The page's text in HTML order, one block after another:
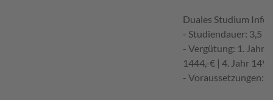
Duales Studium
- Studiendauer: 3,5
- Vergütung: 1. Jahr
1444,-€ | 4. Jahr
- Voraussetzungen: